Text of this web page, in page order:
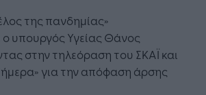
της πανδημίας»
ο υπουργός Υγείας Θάνος
στην τηλεόραση του ΣΚΑΪ και
για την απόφαση άρσης